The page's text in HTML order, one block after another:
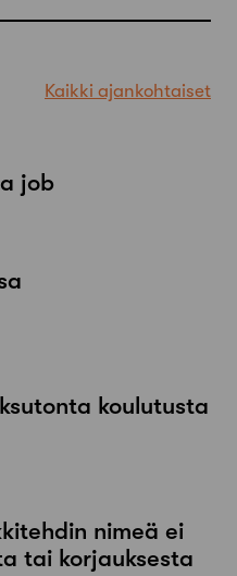
Kaikki ajankohtaiset
job
koulutusta
nimeä ei
tai korjauksesta